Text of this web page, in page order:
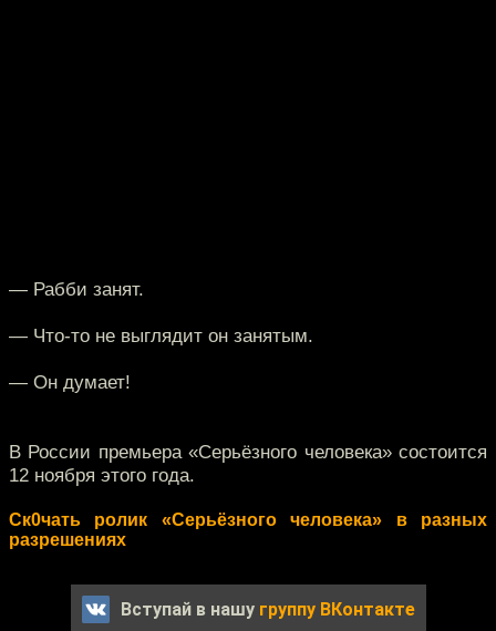
— Рабби занят.
— Что-то не выглядит он занятым.
— Он думает!
В России премьера «Серьёзного человека» состоится
12 ноября этого года.
Ск0чать ролик «Серьёзного человека» в разных
разрешениях
Вступай в нашу группу ВКонтакте